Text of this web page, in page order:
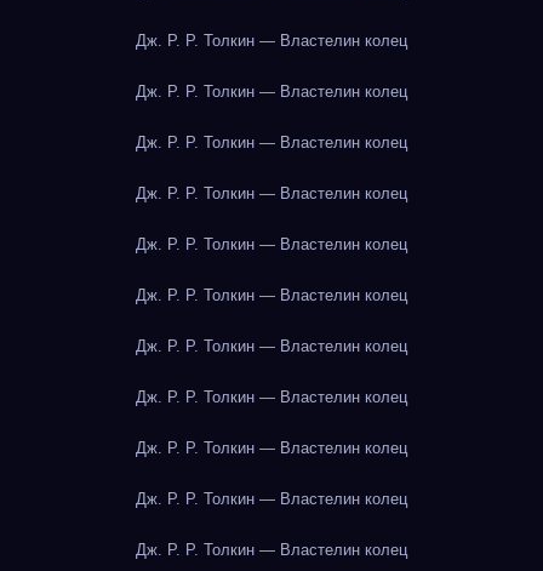
Дж. Р. Р. Толкин — Властелин колец
Дж. Р. Р. Толкин — Властелин колец
Дж. Р. Р. Толкин — Властелин колец
Дж. Р. Р. Толкин — Властелин колец
Дж. Р. Р. Толкин — Властелин колец
Дж. Р. Р. Толкин — Властелин колец
Дж. Р. Р. Толкин — Властелин колец
Дж. Р. Р. Толкин — Властелин колец
Дж. Р. Р. Толкин — Властелин колец
Дж. Р. Р. Толкин — Властелин колец
Дж. Р. Р. Толкин — Властелин колец